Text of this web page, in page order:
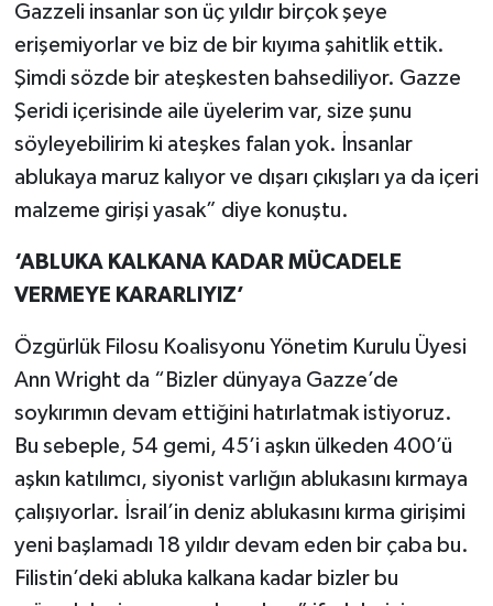
Gazzeli insanlar son üç yıldır birçok şeye
erişemiyorlar ve biz de bir kıyıma şahitlik ettik.
Şimdi sözde bir ateşkesten bahsediliyor. Gazze
Şeridi içerisinde aile üyelerim var, size şunu
söyleyebilirim ki ateşkes falan yok. İnsanlar
ablukaya maruz kalıyor ve dışarı çıkışları ya da içeri
malzeme girişi yasak” diye konuştu.
‘ABLUKA KALKANA KADAR MÜCADELE
VERMEYE KARARLIYIZ’
Özgürlük Filosu Koalisyonu Yönetim Kurulu Üyesi
Ann Wright da “Bizler dünyaya Gazze’de
soykırımın devam ettiğini hatırlatmak istiyoruz.
Bu sebeple, 54 gemi, 45’i aşkın ülkeden 400’ü
aşkın katılımcı, siyonist varlığın ablukasını kırmaya
çalışıyorlar. İsrail’in deniz ablukasını kırma girişimi
yeni başlamadı 18 yıldır devam eden bir çaba bu.
Filistin’deki abluka kalkana kadar bizler bu